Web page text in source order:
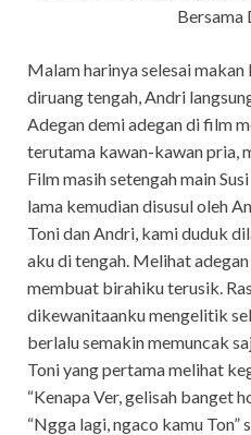
Bersama
Malam harinya selesai
diruang tengah, Andri
Adegan demi adegan di film
terutama kawan-kawan pria,
Film masih setengah main
lama kemudian disusul oleh
Toni dan Andri, kami duduk
aku di tengah. Melihat
membuat birahiku terusik.
dikewanitaanku mengelitik
berlalu semakin memuncak
Toni yang pertama melihat
“Kenapa Ver, gelisah banget
“Ngga lagi, ngaco kamu Ton”